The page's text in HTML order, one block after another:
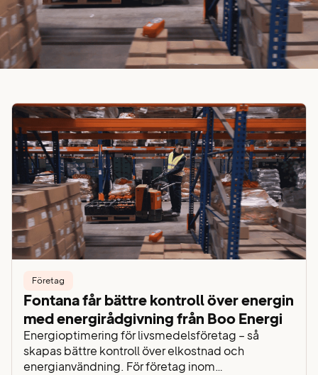
Företag
Fontana får bättre kontroll över energin
med energirådgivning från Boo Energi
Energioptimering för livsmedelsföretag – så
skapas bättre kontroll över elkostnad och
energianvändning. För företag inom